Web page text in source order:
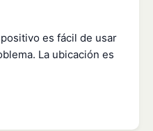
es fácil de usar
La ubicación es